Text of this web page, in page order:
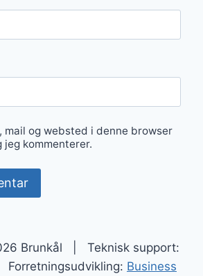
mail og websted i denne browser
kommenterer.
Brunkål | Teknisk support:
Business